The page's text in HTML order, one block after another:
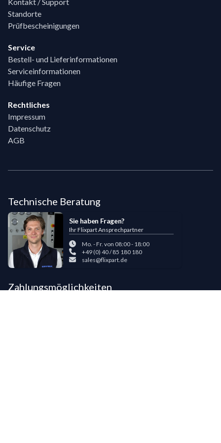
Standorte
Prüfbescheinigungen
Service
Bestell- und Lieferinformationen
Serviceinformationen
Häufige Fragen
Rechtliches
Impressum
Datenschutz
AGB
Technische Beratung
Sie haben Fragen?
Ihr Flixpart Ansprechpartner
Mo. - Fr. von 08:00 - 18:00
+49 (0) 40 / 85 180 180
sales@flixpart.de
Zahlungsmöglichkeiten